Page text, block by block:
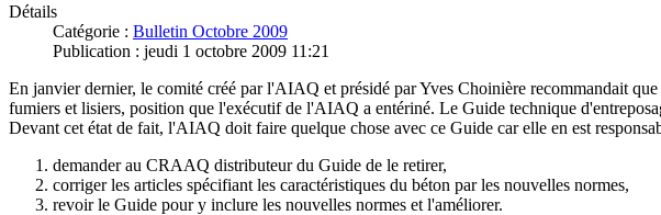
Détails
Catégorie : Bulletin Octobre 2009
Publication : jeudi 1 octobre 2009 11:21
En janvier dernier, le comité créé par l'AIAQ et présidé par Yves Choinière recommandait
fumiers et lisiers, position que l'exécutif de l'AIAQ a entériné. Le Guide technique
Devant cet état de fait, l'AIAQ doit faire quelque chose avec ce Guide car elle en est
demander au CRAAQ distributeur du Guide de le retirer,
corriger les articles spécifiant les caractéristiques du béton par les nouvelles normes,
revoir le Guide pour y inclure les nouvelles normes et l'améliorer.